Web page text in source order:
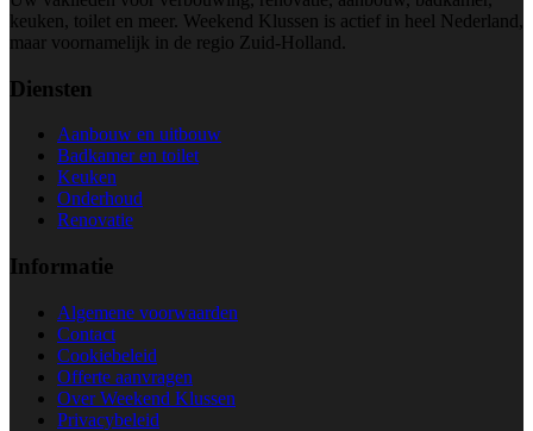
keuken, toilet en meer. Weekend Klussen is actief in heel Nederland,
maar voornamelijk in de regio Zuid-Holland.
Diensten
Aanbouw en uitbouw
Badkamer en toilet
Keuken
Onderhoud
Renovatie
Informatie
Algemene voorwaarden
Contact
Cookiebeleid
Offerte aanvragen
Over Weekend Klussen
Privacybeleid